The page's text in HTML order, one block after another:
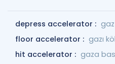
depress accelerator :
floor accelerator : gazı
hit accelerator : gaza